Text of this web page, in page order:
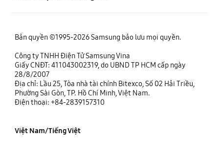
Bản quyền ©1995-2026 Samsung bảo lưu mọi quyền.
Công ty TNHH Điện Tử Samsung Vina
Giấy CNĐT: 411043002319, do UBND TP HCM cấp ngày
28/8/2007
Địa chỉ: Lầu 25, Tòa nhà tài chính Bitexco, Số 02 Hải Triều,
Phường Sài Gòn, TP. Hồ Chí Minh, Việt Nam.
Điện thoại: +84-2839157310
Việt Nam/Tiếng Việt